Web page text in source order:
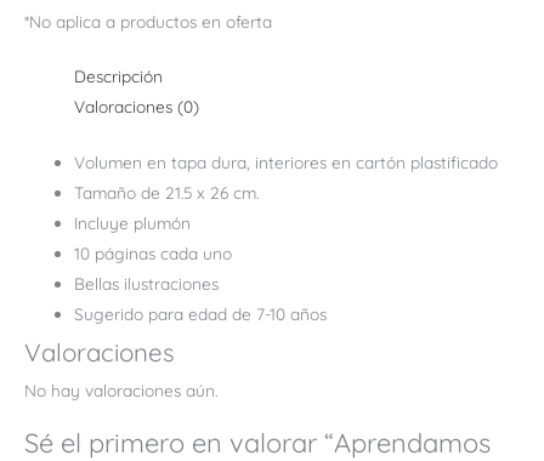
*No aplica a productos en oferta
Descripción
Valoraciones (0)
Volumen en tapa dura, interiores encartón plastificado
Tamaño de 21.5 x 26 cm.
Incluye plumón
10 páginas cada uno
Bellas ilustraciones
Sugerido para edad de 7-10 años
Valoraciones
No hay valoraciones aún.
Sé el primero en valorar “Aprendamos